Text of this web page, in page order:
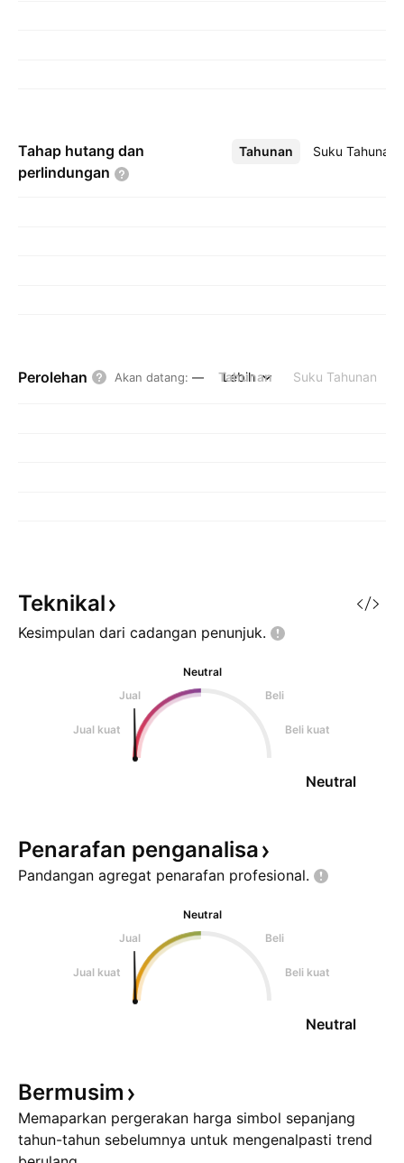
Tahap hutang dan
perlindungan
Tahunan Suku Tahunan
Lebih
Perolehan Akan datang: — Tahunan Suku Tahunan
Lebih
Teknikal
Kesimpulan dari cadangan penunjuk.
Neutral
Jual
Beli
Jual kuat Beli kuat
Neutral
Penarafan penganalisa
Pandangan agregat penarafan profesional.
Neutral
Jual
Beli
Jual kuat Beli kuat
Neutral
Bermusim
Memaparkan pergerakan harga simbol sepanjang
tahun-tahun sebelumnya untuk mengenalpasti trend